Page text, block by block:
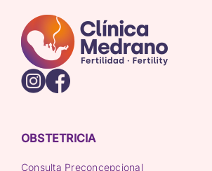
OBSTETRICIA
Consulta Preconcepcional